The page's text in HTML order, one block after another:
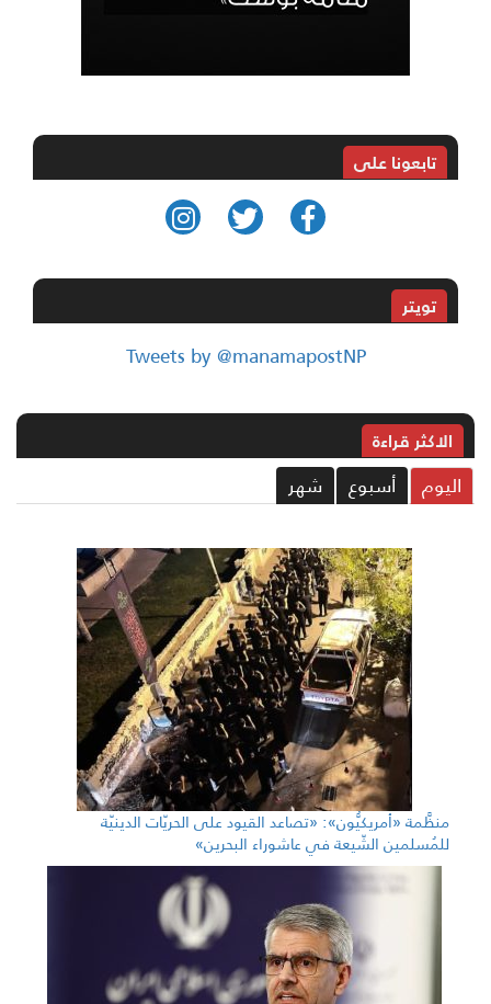
تابعونا على
تويتر
Tweets by @manamapostNP
الاکثر قراءة
أسبوع شهر
منظَّمة «أمريكيُّون»: «تصاعد القيود على الحريّات الدينيّة
للمُسلمين الشّيعة في عاشوراء البحرين»